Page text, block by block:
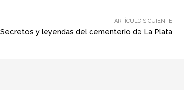
ARTÍCULO SIGUIENTE
Secretos y leyendas del cementerio de La Plata